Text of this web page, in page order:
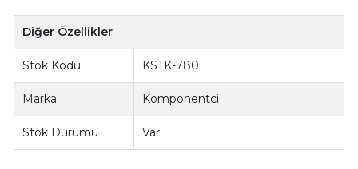
Diğer Özellikler
Stok Kodu KSTK-780
Marka Komponentci
Stok Durumu Var